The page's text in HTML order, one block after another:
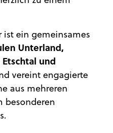
ist ein gemeinsames
Unterland,
und
vereint engagierte
aus mehreren
besonderen